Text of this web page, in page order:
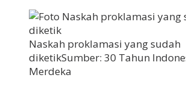
Naskah proklamasi yang sudah
diketikSumber: 30 Tahun
Merdeka